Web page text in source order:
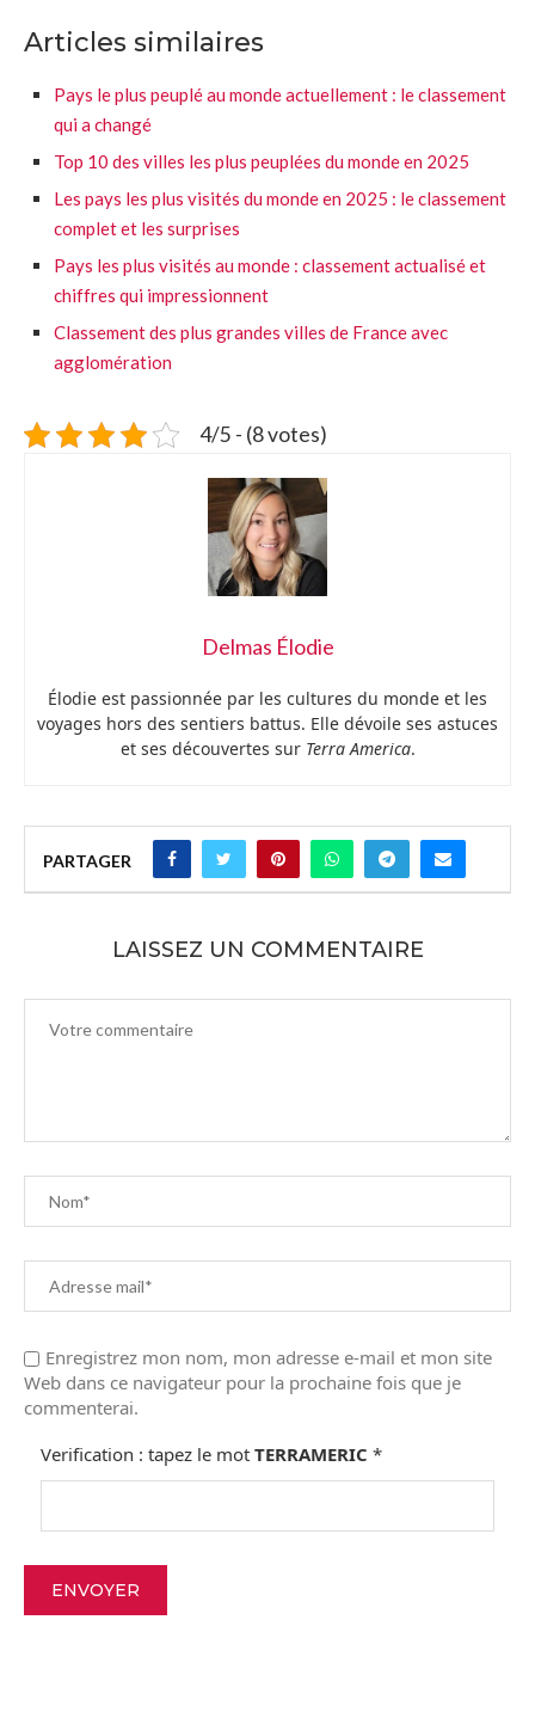
Articles similaires
Pays le plus peuplé au monde actuellement : le classement
qui a changé
Top 10 des villes les plus peuplées du monde en 2025
Les pays les plus visités du monde en 2025 : le classement
complet et les surprises
Pays les plus visités au monde : classement actualisé et
chiffres qui impressionnent
Classement des plus grandes villes de France avec
agglomération
4/5 - (8 votes)
Delmas Élodie
Élodie est passionnée par les cultures du monde et les
voyages hors des sentiers battus. Elle dévoile ses astuces
et ses découvertes sur Terra America.
PARTAGER
LAISSEZ UN COMMENTAIRE
Enregistrez mon nom, mon adresse e-mail et mon site
Web dans ce navigateur pour la prochaine fois que je
commenterai.
Verification : tapez le mot TERRAMERIC *